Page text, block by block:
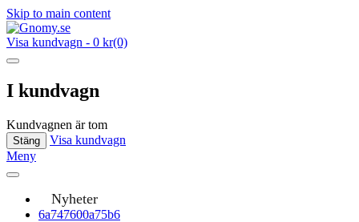
Skip to main content
Visa kundvagn - 0 kr(0)
I kundvagn
Kundvagnen är tom
Stäng
Visa kundvagn
Meny
Nyheter
6a747600a75b6